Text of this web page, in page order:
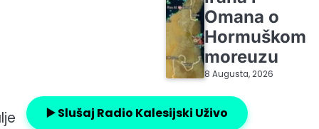
Omana o
Hormuškom
moreuzu
8 Augusta, 2026
▶️ Slušaj Radio Kalesijski Uživo